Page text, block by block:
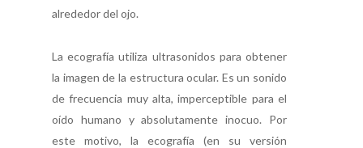
alrededor del ojo.
La ecografía utiliza ultrasonidos para obtener
la imagen de la estructura ocular. Es un sonido
de frecuencia muy alta, imperceptible para el
oído humano y absolutamente inocuo. Por
este motivo, la ecografía (en su versión